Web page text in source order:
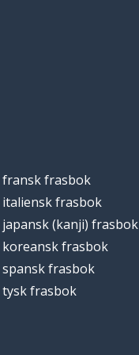
fransk frasbok
italiensk frasbok
japansk (kanji) frasbok
koreansk frasbok
spansk frasbok
tysk frasbok